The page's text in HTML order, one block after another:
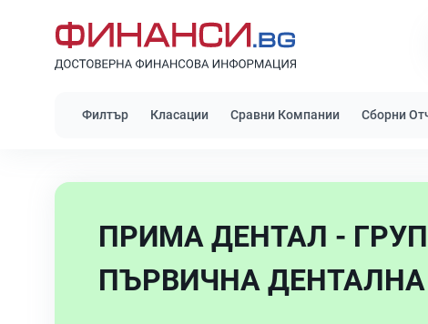
Филтър Класации Сравни Компании Сборни
ПРИМА ДЕНТАЛ -
ПЪРВИЧНА